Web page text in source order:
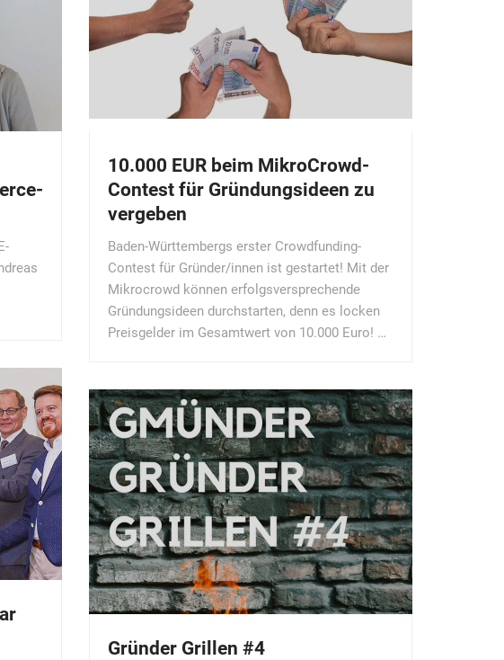
10.000 EUR beim MikroCrowd-
Contest für Gründungsideen zu
vergeben
Baden-Württembergs erster Crowdfunding-
Contest für Gründer/innen ist gestartet! Mit der
Mikrocrowd können erfolgsversprechende
Gründungsideen durchstarten, denn es locken
Preisgelder im Gesamtwert von 10.000 Euro! …
Gründer Grillen #4